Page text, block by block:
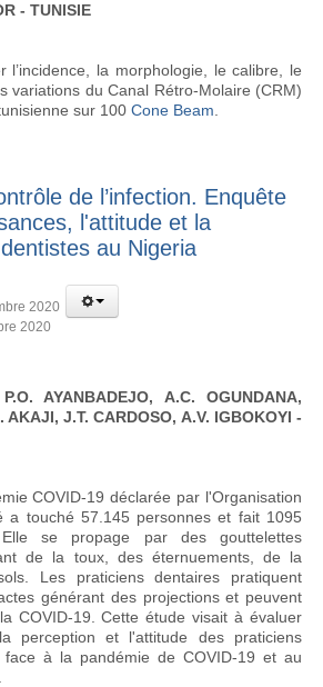
- TUNISIE
l’incidence, la morphologie, le calibre, le
variations du Canal Rétro-Molaire (CRM)
sur 100 Cone Beam
de l’infection. Enquête
l'attitude et la
au Nigeria
2020
2020
AYANBADEJO, A.C. OGUNDANA,
AKAJI, J.T. CARDOSO, A.V. IGBOKOYI -
COVID-19 déclarée par l'Organisation
a touché 57.145 personnes et fait 1095
se propage par des gouttelettes
de la toux, des éternuements, de la
Les praticiens dentaires pratiquent
générant des projections et peuvent
COVID-19. Cette étude visait à évaluer
perception et l'attitude des praticiens
face à la pandémie de COVID-19 et au